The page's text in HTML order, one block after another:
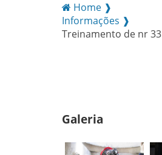
Home ❱
Informações ❱
Treinamento de nr 33
Galeria